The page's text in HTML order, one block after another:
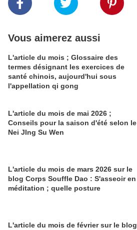
Vous aimerez aussi
L'article du mois ; Glossaire des
termes désignant les exercices de
santé chinois, aujourd'hui sous
l'appellation qi gong
L'article du mois de mai 2026 ;
Conseils pour la saison d'été selon le
Nei JIng Su Wen
L'article du mois de mars 2026 sur le
blog Corps Souffle Dao : S'asseoir en
méditation ; quelle posture
L'article du mois de février sur le blog